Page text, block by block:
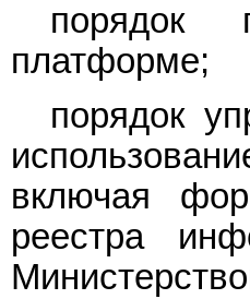
порядок
платформе;
порядок
включая
реестра